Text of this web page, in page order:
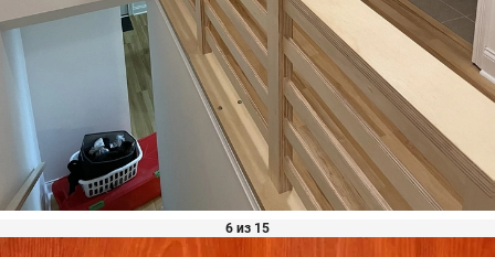
6 из 15